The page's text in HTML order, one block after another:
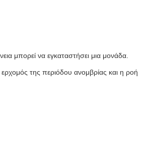
μπορεί να εγκαταστήσει μια μονάδα.
της περιόδου ανομβρίας και η ροή